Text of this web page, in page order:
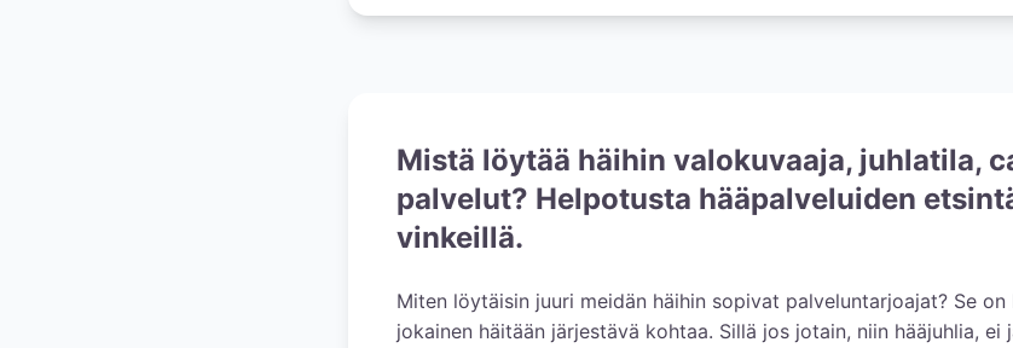
Mistä löytää häihin valokuvaaja, juhlatila,
palvelut? Helpotusta hääpalveluiden
vinkeillä.
Miten löytäisin juuri meidän häihin sopivat palveluntarjoajat? Se on
jokainen häitään järjestävä kohtaa. Sillä jos jotain, niin hääjuhlia, ei